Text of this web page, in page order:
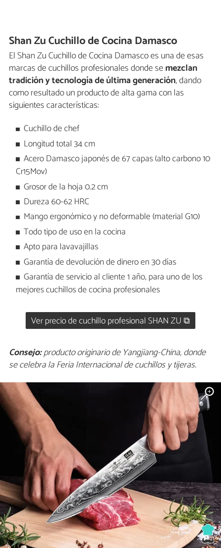
Shan Zu Cuchillo de Cocina Damasco
El Shan Zu Cuchillo de Cocina Damasco es una de esas
marcas de cuchillos profesionales donde semezclan
tradición y tecnología de última generación, dando
como resultado un producto de alta gama con las
siguientes características:
Cuchillo de chef
Longitud total 34 cm
Acero Damasco japonés de 67 capas (alto carbono 10
Cr15Mov)
Grosor de la hoja 0.2 cm
Dureza 60-62 HRC
Mango ergonómico y no deformable (material G10)
Todo tipo de uso en la cocina
Apto para lavavajillas
Garantía de devolución de dinero en 30 días
Garantía de servicio al cliente 1 año, para uno de los
mejores cuchillos de cocina profesionales
Ver precio de cuchillo profesional SHAN ZU ⧉
Consejo:producto originario de Yangjiang-China, donde
se celebra la Feria Internacional de cuchillos y tijeras.